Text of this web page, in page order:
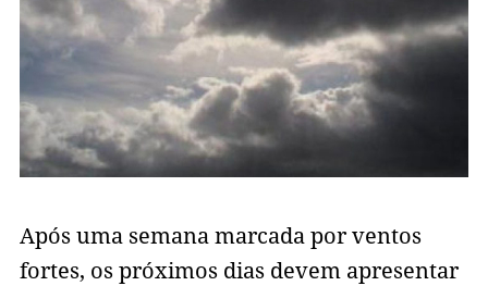
Após uma semana marcada por ventos
fortes, os próximos dias devem apresentar